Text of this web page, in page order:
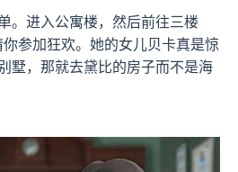
。进入公寓楼，然后前往三楼
参加狂欢。她的女儿贝卡真是惊
墅，那就去黛比的房子而不是海